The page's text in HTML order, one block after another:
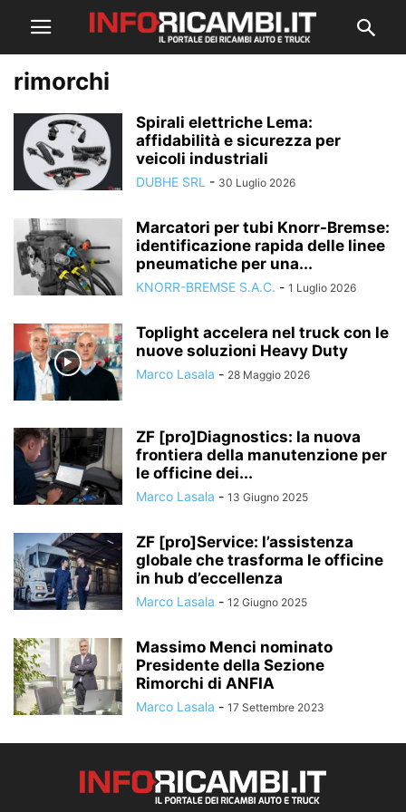
rimorchi
Spirali elettriche Lema:
affidabilità e sicurezza per
veicoli industriali
DUBHE SRL - 30 Luglio 2026
Marcatori per tubi Knorr-Bremse:
identificazione rapida delle linee
pneumatiche per una...
KNORR-BREMSE S.A.C. - 1 Luglio 2026
Toplight accelera nel truck con le
nuove soluzioni Heavy Duty
Marco Lasala - 28 Maggio 2026
ZF [pro]Diagnostics: la nuova
frontiera della manutenzione per
le officine dei...
Marco Lasala - 13 Giugno 2025
ZF [pro]Service: l’assistenza
globale che trasforma le officine
in hub d’eccellenza
Marco Lasala - 12 Giugno 2025
Massimo Menci nominato
Presidente della Sezione
Rimorchi di ANFIA
Marco Lasala - 17 Settembre 2023